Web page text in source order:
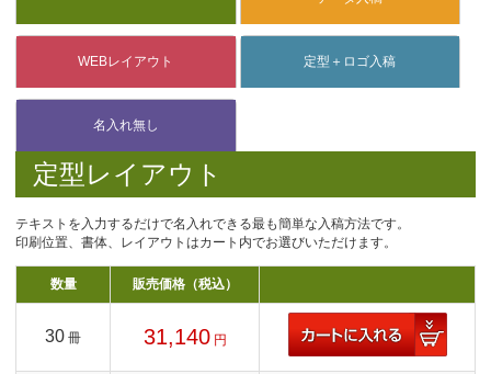
定型レイアウト
テキストを入力するだけで名入れできる最も簡単な入稿方法です。
印刷位置、書体、レイアウトはカート内でお選びいただけます。
数量 販売価格（税込）
30 冊 31,140 円